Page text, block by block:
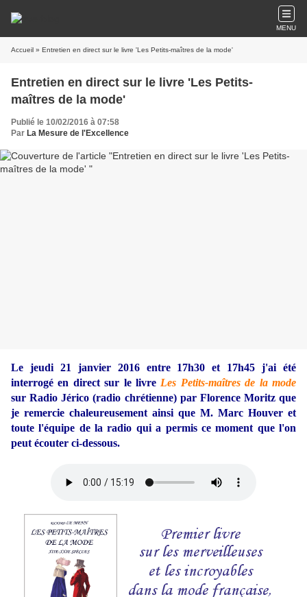
MENU
Accueil » Entretien en direct sur le livre 'Les Petits-maîtres de la mode'
Entretien en direct sur le livre 'Les Petits-
maîtres de la mode'
Publié le 10/02/2016 à 07:58
Par La Mesure de l'Excellence
Le jeudi 21 janvier 2016 entre 17h30 et 17h45 j'ai été
interrogé en direct sur le livre Les Petits-maîtres de la mode
sur Radio Jérico (radio chrétienne) par Florence Moritz que
je remercie chaleureusement ainsi que M. Marc Houver et
toute l'équipe de la radio qui a permis ce moment que l'on
peut écouter ci-dessous.